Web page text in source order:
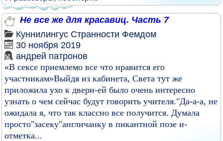
Не все же для красавиц. Часть 7
Куннилингус Странности Фемдом
30 ноября 2019
андрей патронов
«В сексе приемлемо все что нравится его
участникам»Выйдя из кабинета, Света тут же
приложила ухо к двери-ей было очень интересно
узнать о чем сейчас будут говорить учителя."Да-а-а, не
ожидала я, что так классно все получится. Думала
просто"засеку"англичанку в пикантной позе и-
отметка...